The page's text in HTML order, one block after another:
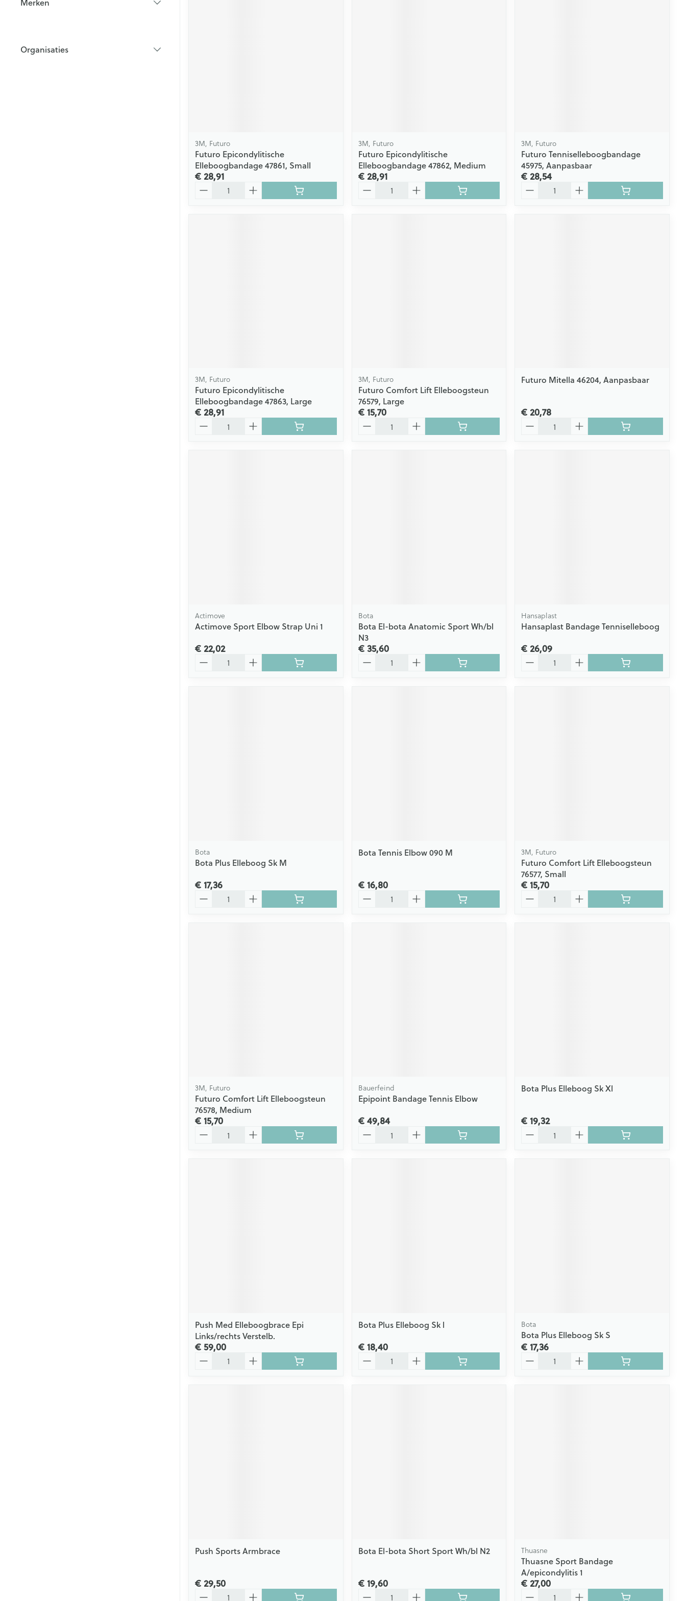
Organisaties
3M, Futuro
Futuro Epicondylitische
Elleboogbandage 47861, Small
€ 28,91
3M, Futuro
Futuro Epicondylitische
Elleboogbandage 47862, Medium
€ 28,91
3M, Futuro
Futuro Tenniselleboogbandage
45975, Aanpasbaar
€ 28,54
3M, Futuro
Futuro Epicondylitische
Elleboogbandage 47863, Large
€ 28,91
3M, Futuro
Futuro Comfort Lift Elleboogsteun
76579, Large
€ 15,70
Futuro Mitella 46204, Aanpasbaar
€ 20,78
Actimove
Actimove Sport Elbow Strap Uni 1
€ 22,02
Bota
Bota El-bota Anatomic Sport Wh/bl
N3
€ 35,60
Hansaplast
Hansaplast Bandage Tenniselleboog
€ 26,09
Bota
Bota Plus Elleboog Sk M
€ 17,36
Bota Tennis Elbow 090 M
€ 16,80
3M, Futuro
Futuro Comfort Lift Elleboogsteun
76577, Small
€ 15,70
3M, Futuro
Futuro Comfort Lift Elleboogsteun
76578, Medium
€ 15,70
Bauerfeind
Epipoint Bandage Tennis Elbow
€ 49,84
Bota Plus Elleboog Sk Xl
€ 19,32
Push Med Elleboogbrace Epi
Links/rechts Verstelb.
€ 59,00
Bota Plus Elleboog Sk l
€ 18,40
Bota
Bota Plus Elleboog Sk S
€ 17,36
Push Sports Armbrace
€ 29,50
Bota El-bota Short Sport Wh/bl N2
€ 19,60
Thuasne
Thuasne Sport Bandage
A/epicondylitis 1
€ 27,00